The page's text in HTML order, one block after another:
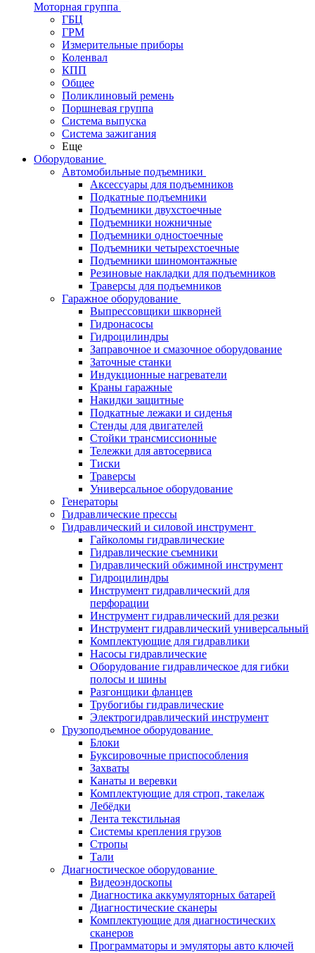
Моторная группа
ГБЦ
ГРМ
Измерительные приборы
Коленвал
КПП
Общее
Поликлиновый ремень
Поршневая группа
Система выпуска
Система зажигания
Еще
Оборудование
Автомобильные подъемники
Аксессуары для подъемников
Подкатные подъемники
Подъемники двухстоечные
Подъемники ножничные
Подъемники одностоечные
Подъемники четырехстоечные
Подъемники шиномонтажные
Резиновые накладки для подъемников
Траверсы для подъемников
Гаражное оборудование
Выпрессовщики шкворней
Гидронасосы
Гидроцилиндры
Заправочное и смазочное оборудование
Заточные станки
Индукционные нагреватели
Краны гаражные
Накидки защитные
Подкатные лежаки и сиденья
Стенды для двигателей
Стойки трансмиссионные
Тележки для автосервиса
Тиски
Траверсы
Универсальное оборудование
Генераторы
Гидравлические прессы
Гидравлический и силовой инструмент
Гайколомы гидравлические
Гидравлические съемники
Гидравлический обжимной инструмент
Гидроцилиндры
Инструмент гидравлический для
перфорации
Инструмент гидравлический для резки
Инструмент гидравлический универсальный
Комплектующие для гидравлики
Насосы гидравлические
Оборудование гидравлическое для гибки
полосы и шины
Разгонщики фланцев
Трубогибы гидравлические
Электрогидравлический инструмент
Грузоподъемное оборудование
Блоки
Буксировочные приспособления
Захваты
Канаты и веревки
Комплектующие для строп, такелаж
Лебёдки
Лента текстильная
Системы крепления грузов
Стропы
Тали
Диагностическое оборудование
Видеоэндоскопы
Диагностика аккумуляторных батарей
Диагностические сканеры
Комплектующие для диагностических
сканеров
Программаторы и эмуляторы авто ключей